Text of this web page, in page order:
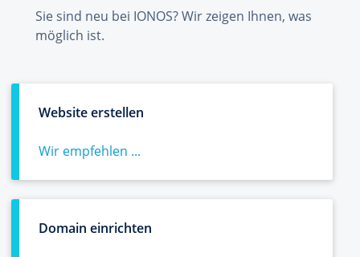
Sie sind neu bei IONOS? Wir zeigen Ihnen, was
möglich ist.
Website erstellen
Wir empfehlen ...
Domain einrichten